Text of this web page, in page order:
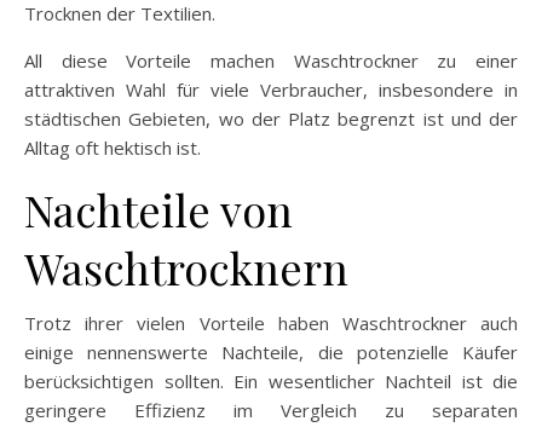
Trocknen der Textilien.
All diese Vorteile machen Waschtrockner zu einer
attraktiven Wahl für viele Verbraucher, insbesondere in
städtischen Gebieten, wo der Platz begrenzt ist und der
Alltag oft hektisch ist.
Nachteile von
Waschtrocknern
Trotz ihrer vielen Vorteile haben Waschtrockner auch
einige nennenswerte Nachteile, die potenzielle Käufer
berücksichtigen sollten. Ein wesentlicher Nachteil ist die
geringere Effizienz im Vergleich zu separaten